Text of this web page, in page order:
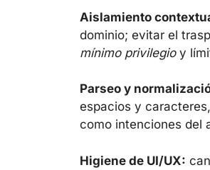
Aislamiento
dominio; evitar el
mínimo privilegioy
Parseo y
espacios y
como intenciones del
Higiene de UI/UX: